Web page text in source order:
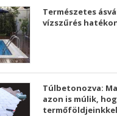
Természetes
vízszűrés
Túlbetonozva:
azon is múlik,
termőföldjeinkkel